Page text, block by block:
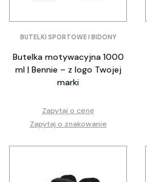
BUTELKI SPORTOWE I BIDONY
Butelka motywacyjna 1000
ml | Bennie – z logo Twojej
marki
Zapytaj o cenę
Zapytaj o znakowanie